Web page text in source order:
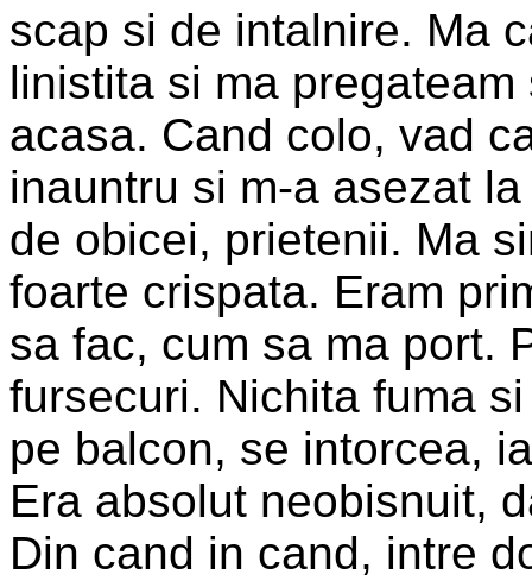
scap si de intalnire. Ma
linistita si ma
acasa. Cand colo, vad
inauntru si m-a asezat
de obicei, prietenii. Ma
foarte crispata. Eram
sa fac, cum sa ma port.
fursecuri. Nichita fuma
pe balcon, se intorcea,
Era absolut neobisnuit,
Din cand in cand, intre